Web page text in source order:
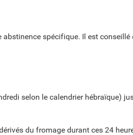
abstinence spécifique. Il est conseillé
selon le calendrier hébraïque)
du fromage durant ces 24